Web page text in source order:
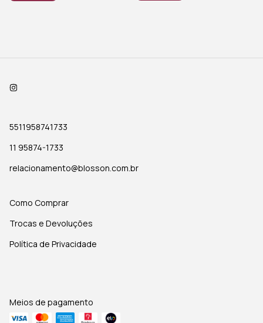
5511958741733
11 95874-1733
relacionamento@blosson.com.br
Como Comprar
Trocas e Devoluções
Política de Privacidade
Meios de pagamento